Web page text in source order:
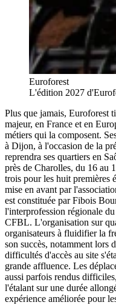
Euroforest
L'édition 2027
Plus que jamais, Euroforest
majeur, en France et en
métiers qui la composent.
à Dijon, à l'occasion de la
reprendra ses quartiers en
près de Charolles, du 16 au
trois pour les huit premières
mise en avant par
est constituée par Fibois
l'interprofession régionale
CFBL. L'organisation sur
organisateurs à fluidifier la
son succès, notamment lors
difficultés d'accès au site
grande affluence. Les
aussi parfois rendus
l'étalant sur une durée
expérience améliorée pour